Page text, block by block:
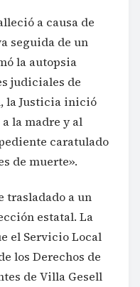
a causa de
seguida de un
la autopsia
judiciales de
la Justicia inició
la madre y al
caratulado
de muerte».
trasladado a un
estatal. La
el Servicio Local
los Derechos de
de Villa Gesell